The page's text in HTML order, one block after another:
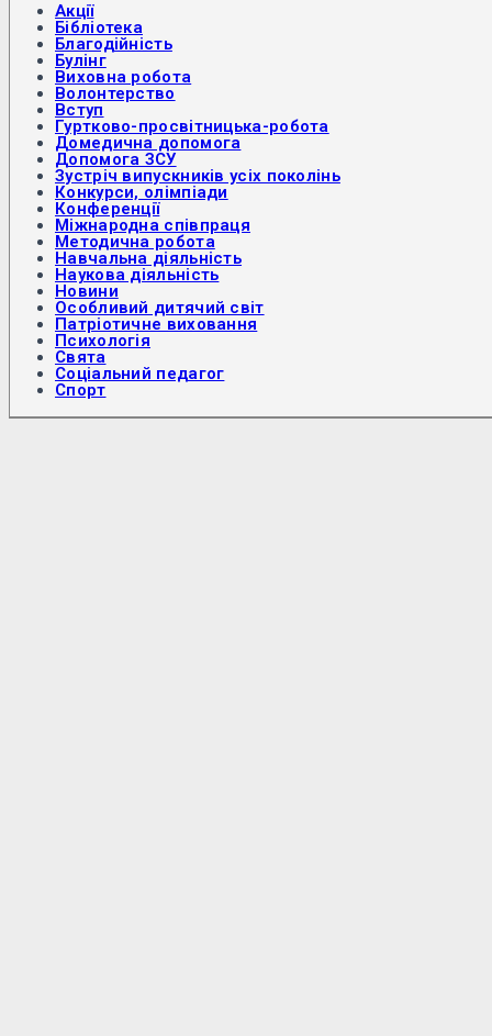
Акції
Бібліотека
Благодійність
Булінг
Виховна робота
Волонтерство
Вступ
Гуртково-просвітницька-робота
Домедична допомога
Допомога ЗСУ
Зустріч випускників усіх поколінь
Конкурси, олімпіади
Конференції
Міжнародна співпраця
Методична робота
Навчальна діяльність
Наукова діяльність
Новини
Особливий дитячий світ
Патріотичне виховання
Психологія
Свята
Соціальний педагог
Спорт